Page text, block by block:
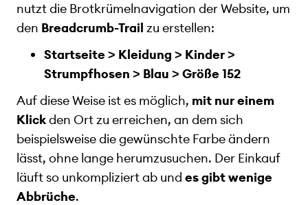
nutzt die Brotkrümelnavigation der Website, um
den Breadcrumb-Trail zu erstellen:
Startseite > Kleidung > Kinder >
Strumpfhosen > Blau > Größe 152
Auf diese Weise ist es möglich, mit nur einem
Klickden Ort zu erreichen, an dem sich
beispielsweise die gewünschte Farbe ändern
lässt, ohne lange herumzusuchen. Der Einkauf
läuft so unkompliziert ab und es gibt wenige
Abbrüche.